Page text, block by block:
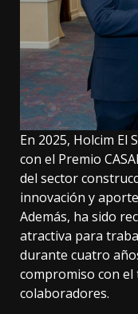
En 2025, Holcim El
con el Premio
del sector
innovación y
Además, ha sido
atractiva para
durante cuatro
compromiso con
colaboradores.